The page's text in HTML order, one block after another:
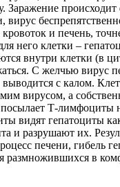
Заражение происходит
и печень,
него клетки –
внутри клетки (в
С желчью вирус
с калом.
вирусом, а
посылает Т-лимфоциты
видят гепатоциты
и разрушают их.
печени, гибель
размножившихся в